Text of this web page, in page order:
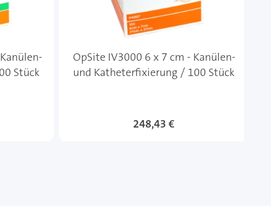
Stück
OpSite IV3000 6 x 7 cm - Kanülen-
und Katheterfixierung / 100 Stück
248,43 €